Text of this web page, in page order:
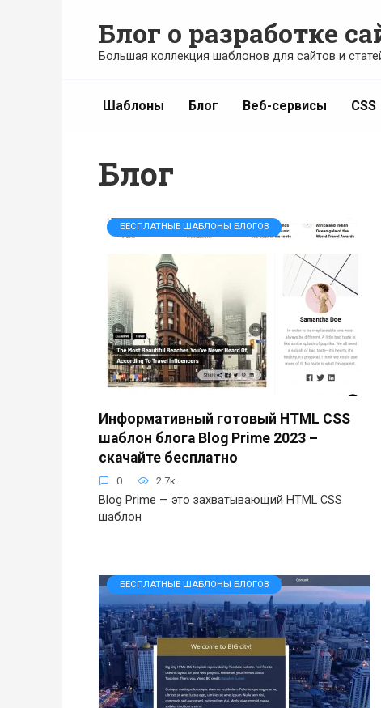
Блог о разработке
Большая коллекция шаблонов для сайтов и
Шаблоны Блог Веб-сервисы CSS
Блог
БЕСПЛАТНЫЕ ШАБЛОНЫ БЛОГОВ
Информативный готовый HTML CSS
шаблон блога Blog Prime 2023 –
скачайте бесплатно
0 2.7к.
Blog Prime — это захватывающий HTML CSS
шаблон
БЕСПЛАТНЫЕ ШАБЛОНЫ БЛОГОВ